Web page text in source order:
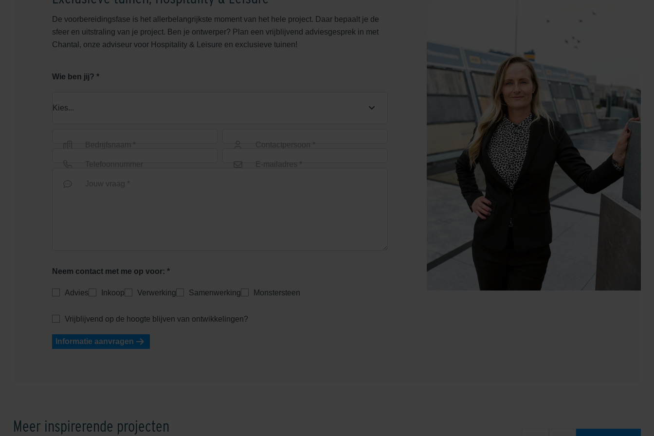
De voorbereidingsfase is het allerbelangrijkste moment van het hele project. Daar bepaalt je de
sfeer en uitstraling van je project. Ben je ontwerper? Plan een vrijblijvend adviesgesprek in met
Chantal, onze adviseur voor Hospitality & Leisure en exclusieve tuinen!
Wie ben jij? *
Bedrijfsnaam * Contactpersoon *
Telefoonnummer E-mailadres *
Jouw vraag *
Neem contact met me op voor: *
Advies Inkoop Verwerking Samenwerking Monstersteen
Vrijblijvend op de hoogte blijven van ontwikkelingen?
Informatie aanvragen
Meer inspirerende projecten